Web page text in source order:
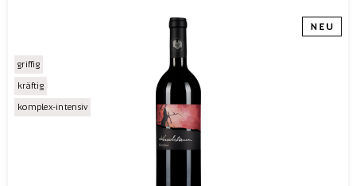
griffig
kräftig
komplex-intensiv